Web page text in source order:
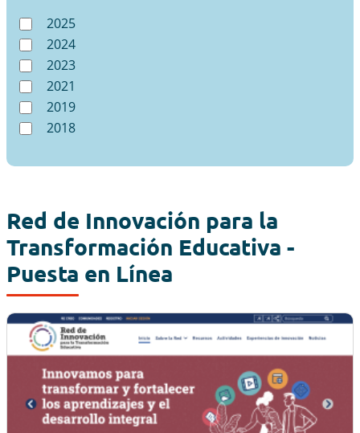
2025
2024
2023
2021
2019
2018
Red de Innovación para la
Transformación Educativa -
Puesta en Línea